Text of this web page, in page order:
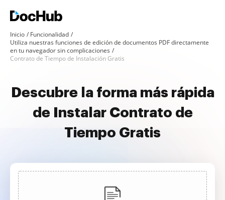
Inicio
Funcionalidad
Utiliza nuestras funciones de edición de documentos PDF directamente
en tu navegador sin complicaciones
Contrato de Tiempo de Instalación Gratis
Descubre la forma más rápida
de Instalar Contrato de
Tiempo Gratis